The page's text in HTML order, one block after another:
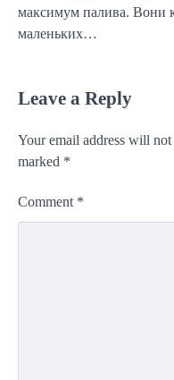
максимум палива. Вони
маленьких…
Leave a Reply
Your email address will not
marked *
Comment *